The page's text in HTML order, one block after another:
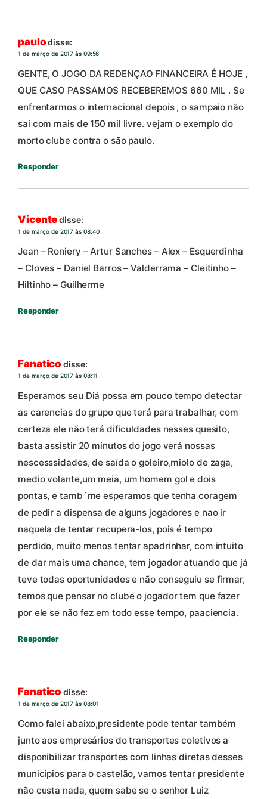
paulo disse:
1 de março de 2017 às 09:56
GENTE, O JOGO DA REDENÇAO FINANCEIRA É HOJE ,
QUE CASO PASSAMOS RECEBEREMOS 660 MIL . Se
enfrentarmos o internacional depois , o sampaio não
sai com mais de 150 mil livre. vejam o exemplo do
morto clube contra o são paulo.
Responder
Vicentedisse:
1 de março de 2017 às 08:40
Jean – Roniery – Artur Sanches – Alex – Esquerdinha
– Cloves – Daniel Barros – Valderrama – Cleitinho –
Hiltinho – Guilherme
Responder
Fanatico disse:
1 de março de 2017 às 08:11
Esperamos seu Diá possa em pouco tempo detectar
as carencias do grupo que terá para trabalhar, com
certeza ele não terá dificuldades nesses quesito,
basta assistir 20 minutos do jogo verá nossas
nescesssidades, de saída o goleiro,miolo de zaga,
medio volante,um meia, um homem gol e dois
pontas, e tamb´me esperamos que tenha coragem
de pedir a dispensa de alguns jogadores e nao ir
naquela de tentar recupera-los, pois é tempo
perdido, muito menos tentar apadrinhar, com intuito
de dar mais uma chance, tem jogador atuando que já
teve todas oportunidades e não conseguiu se firmar,
temos que pensar no clube o jogador tem que fazer
por ele se não fez em todo esse tempo, paaciencia.
Responder
Fanatico disse:
1 de março de 2017 às 08:01
Como falei abaixo,presidente pode tentar também
junto aos empresários do transportes coletivos a
disponibilizar transportes com linhas diretas desses
municipios para o castelão, vamos tentar presidente
não custa nada, quem sabe se o senhor Luiz